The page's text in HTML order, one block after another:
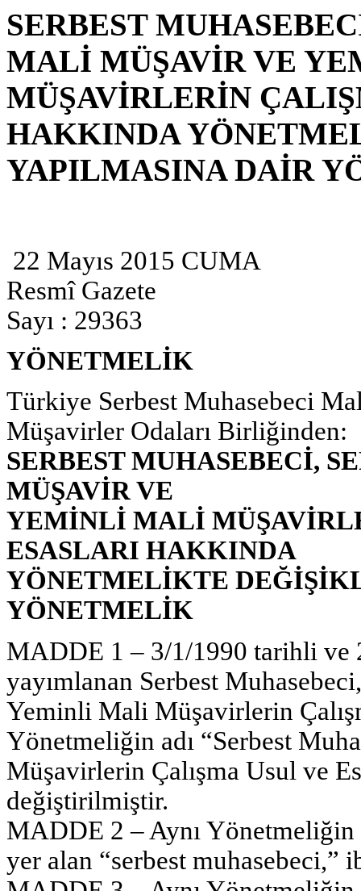
SERBEST
MALİ MÜŞAVİR VE
MÜŞAVİRLERİN
HAKKINDA
YAPILMASINA DAİR
22 Mayıs 2015 CUMA
Resmî Gazete
Sayı : 29363
YÖNETMELİK
Türkiye Serbest Muhasebeci
Müşavirler Odaları Birliğinden:
SERBEST MUHASEBECİ,
MÜŞAVİR VE
YEMİNLİ MALİ
ESASLARI HAKKINDA
YÖNETMELİKTE
YÖNETMELİK
MADDE 1 – 3/1/1990 tarihli ve
yayımlanan Serbest
Yeminli Mali Müşavirlerin
Yönetmeliğin adı “Serbest
Müşavirlerin Çalışma Usul ve
değiştirilmiştir.
MADDE 2 – Aynı
yer alan “serbest muhasebeci,”